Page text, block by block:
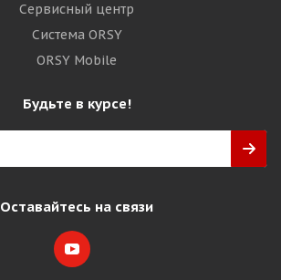
Сервисный центр
Система ORSY
ORSY Mobile
Будьте в курсе!
Оставайтесь на связи